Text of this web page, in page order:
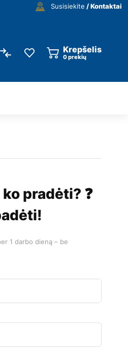
Susisiekite / Kontaktai
Krepšelis
0prekių
pradėti? ❓
1 darbo dieną – be